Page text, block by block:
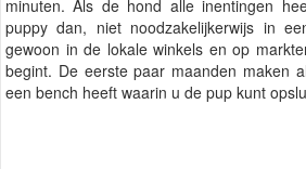
minuten. Als de hond alle inentingen
puppy dan, niet noodzakelijkerwijs in
gewoon in de lokale winkels en op
begint. De eerste paar maanden maken
een bench heeft waarin u de pup kunt